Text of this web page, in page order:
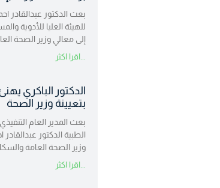
بعث الدكتور عبدالقادر
للهيئة العليا للأدوية
إلى معالي وزير الصحة
الدكتور الباكري
بتعيينة وزير الصحة
بعث المدير العام
الطبية الدكتور
وزير الصحة العامة